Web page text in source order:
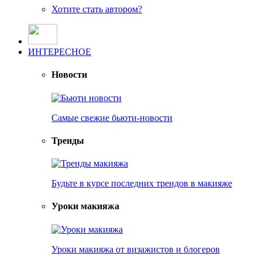
Хотите стать автором?
ИНТЕРЕСНОЕ
Новости
Самые свежие бьюти-новости
Тренды
Будьте в курсе последних трендов в макияже
Уроки макияжа
Уроки макияжа от визажистов и блогеров